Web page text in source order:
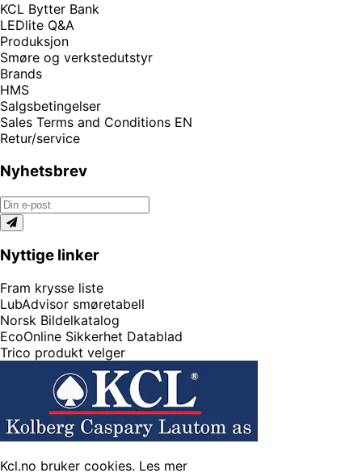
KCL Bytter Bank
LEDlite Q&A
Produksjon
Smøre og verkstedutstyr
Brands
HMS
Salgsbetingelser
Sales Terms and Conditions EN
Retur/service
Nyhetsbrev
Nyttige linker
Fram krysse liste
LubAdvisor smøretabell
Norsk Bildelkatalog
EcoOnline Sikkerhet Datablad
Trico produkt velger
Kcl.no bruker cookies. Les mer